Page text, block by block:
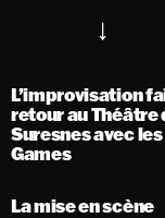
L’improvisation
retour au Théâtre
Suresnes avec
Games
La mise en scène